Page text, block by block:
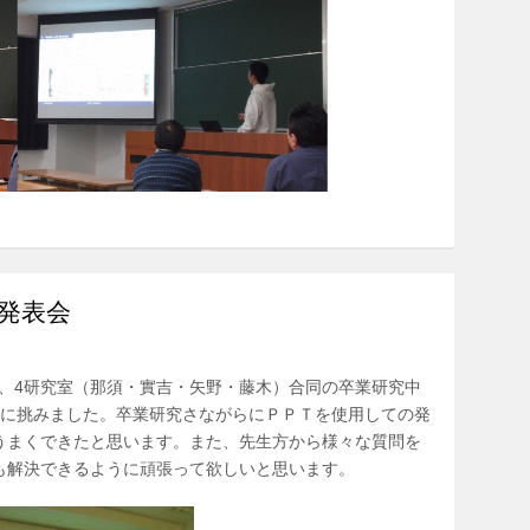
表会
4研究室（那須・實吉・矢野・藤木）合同の卒業研究中
挑みました。卒業研究さながらにＰＰＴを使用しての発
くできたと思います。また、先生方から様々な質問を
決できるように頑張って欲しいと思います。